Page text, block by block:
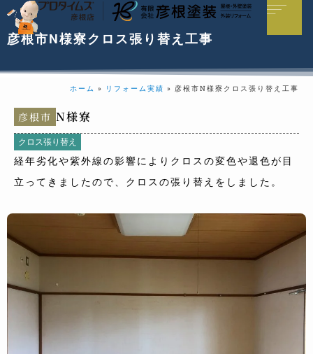
彦根市N様寮クロス張り替え工事
ホーム » リフォーム実績 » 彦根市N様寮クロス張り替え工事
彦根市 N様寮
クロス張り替え
経年劣化や紫外線の影響によりクロスの変色や退色が目
立ってきましたので、クロスの張り替えをしました。